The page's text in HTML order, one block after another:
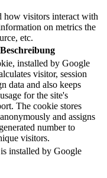
how visitors interact with
on metrics the
etc.
Beschreibung
installed by Google
visitor, session
data and also keeps
for the site's
The cookie stores
and assigns
number to
visitors.
installed by Google